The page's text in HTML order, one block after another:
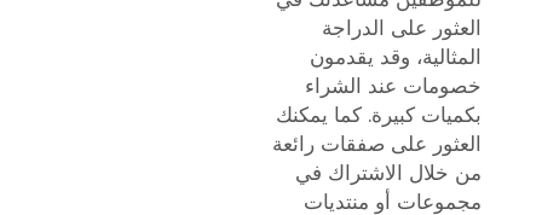
العثور على الدراجة
المثالية، وقد يقدمون
خصومات عند الشراء
بكميات كبيرة. كما يمكنك
العثور على صفقات رائعة
من خلال الاشتراك في
مجموعات أو منتديات